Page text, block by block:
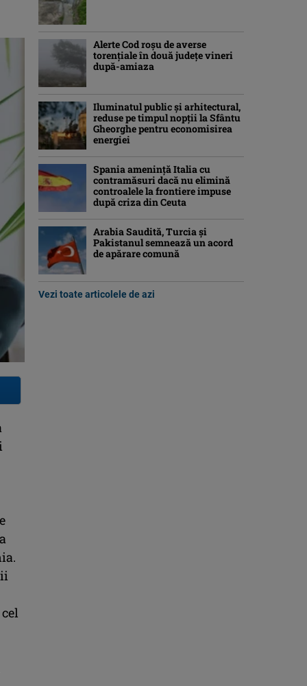
Alerte Cod roşu de averse
torenţiale în două județe vineri
după-amiaza
Iluminatul public şi arhitectural,
reduse pe timpul nopţii la Sfântu
Gheorghe pentru economisirea
energiei
Spania ameninţă Italia cu
contramăsuri dacă nu elimină
controalele la frontiere impuse
după criza din Ceuta
Arabia Saudită, Turcia şi
Pakistanul semnează un acord
de apărare comună
Vezi toate articolele de azi